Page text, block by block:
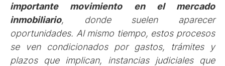
importante movimiento en el mercado
inmobiliario, donde suelen aparecer
oportunidades. Al mismo tiempo, estos procesos
se ven condicionados por gastos, trámites y
plazos que implican, instancias judiciales que